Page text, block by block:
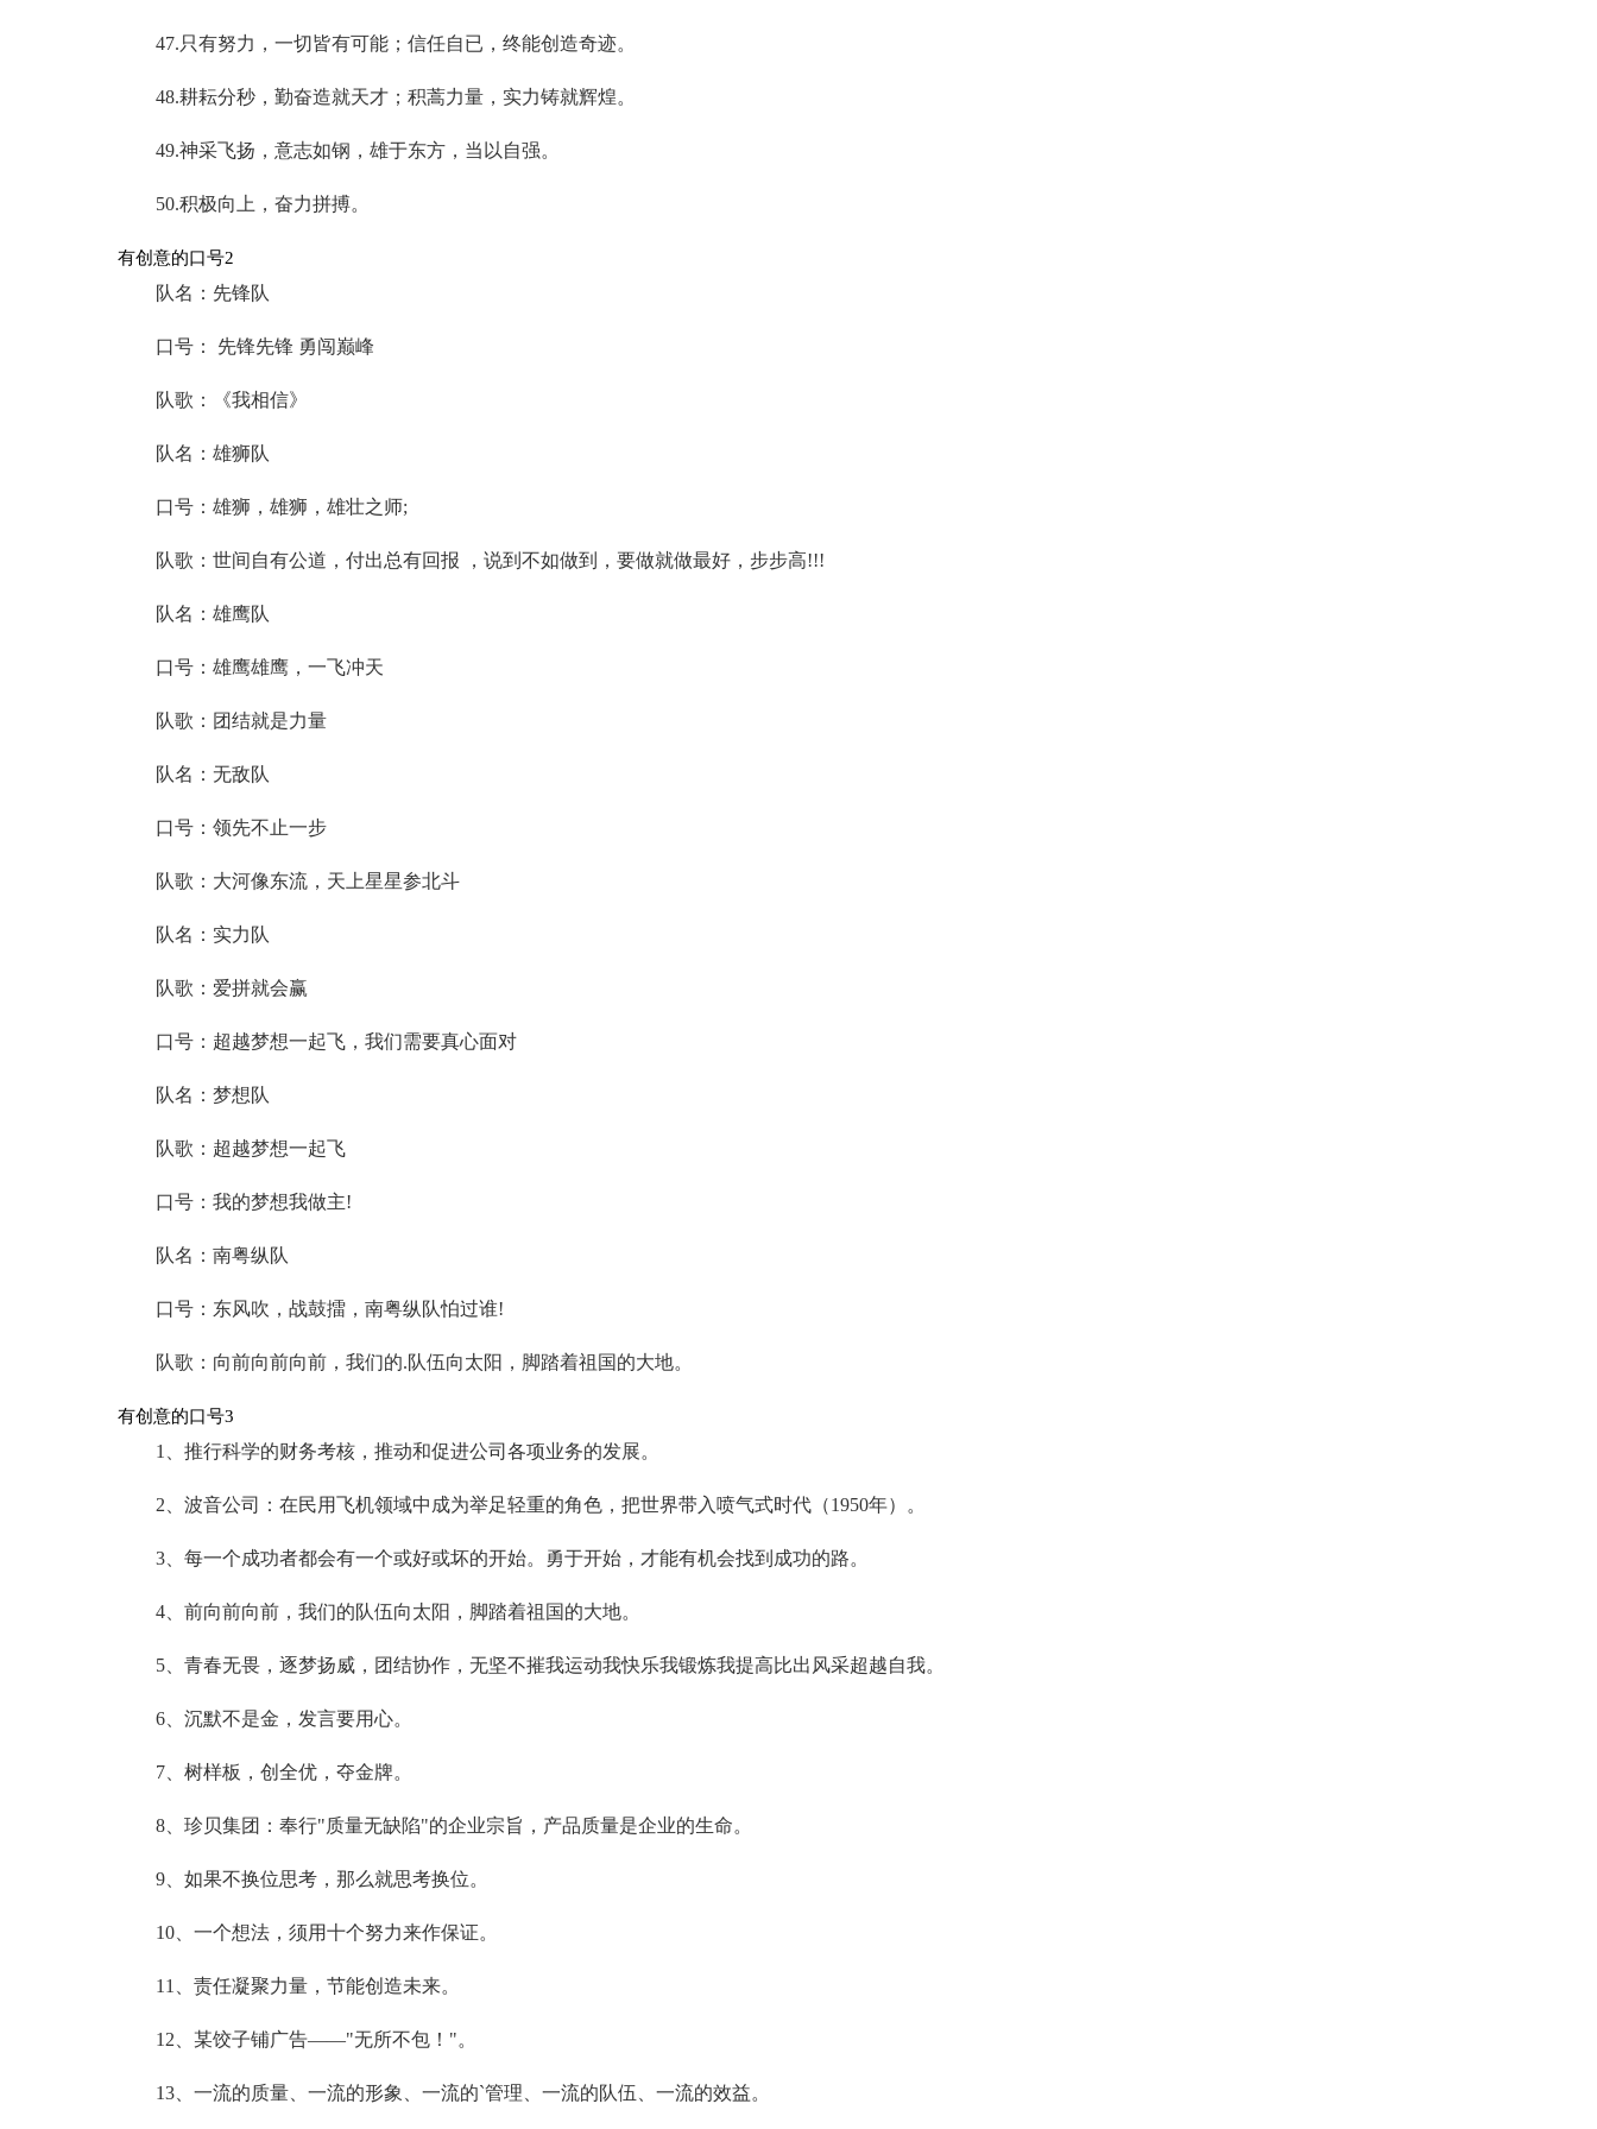
47.只有努力，一切皆有可能；信任自已，终能创造奇迹。
48.耕耘分秒，勤奋造就天才；积蒿力量，实力铸就辉煌。
49.神采飞扬，意志如钢，雄于东方，当以自强。
50.积极向上，奋力拼搏。
有创意的口号2
队名：先锋队
口号： 先锋先锋 勇闯巅峰
队歌：《我相信》
队名：雄狮队
口号：雄狮，雄狮，雄壮之师;
队歌：世间自有公道，付出总有回报 ，说到不如做到，要做就做最好，步步高!!!
队名：雄鹰队
口号：雄鹰雄鹰，一飞冲天
队歌：团结就是力量
队名：无敌队
口号：领先不止一步
队歌：大河像东流，天上星星参北斗
队名：实力队
队歌：爱拼就会赢
口号：超越梦想一起飞，我们需要真心面对
队名：梦想队
队歌：超越梦想一起飞
口号：我的梦想我做主!
队名：南粤纵队
口号：东风吹，战鼓擂，南粤纵队怕过谁!
队歌：向前向前向前，我们的.队伍向太阳，脚踏着祖国的大地。
有创意的口号3
1、推行科学的财务考核，推动和促进公司各项业务的发展。
2、波音公司：在民用飞机领域中成为举足轻重的角色，把世界带入喷气式时代（1950年）。
3、每一个成功者都会有一个或好或坏的开始。勇于开始，才能有机会找到成功的路。
4、前向前向前，我们的队伍向太阳，脚踏着祖国的大地。
5、青春无畏，逐梦扬威，团结协作，无坚不摧我运动我快乐我锻炼我提高比出风采超越自我。
6、沉默不是金，发言要用心。
7、树样板，创全优，夺金牌。
8、珍贝集团：奉行"质量无缺陷"的企业宗旨，产品质量是企业的生命。
9、如果不换位思考，那么就思考换位。
10、一个想法，须用十个努力来作保证。
11、责任凝聚力量，节能创造未来。
12、某饺子铺广告——"无所不包！"。
13、一流的质量、一流的形象、一流的`管理、一流的队伍、一流的效益。